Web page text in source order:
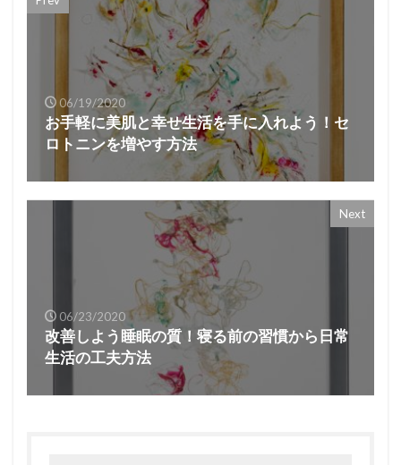
06/19/2020
お手軽に美肌と幸せ生活を手に入れよう！セ
ロトニンを増やす方法
Next
06/23/2020
改善しよう睡眠の質！寝る前の習慣から日常
生活の工夫方法